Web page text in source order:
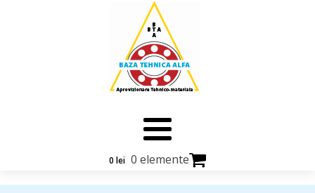
0 lei 0 elemente